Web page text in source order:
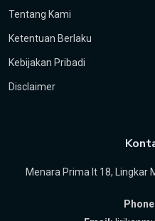
Tentang Kami
Ketentuan Berlaku
Kebijakan Pribadi
Disclaimer
Menara Prima lt 18, Lingkar